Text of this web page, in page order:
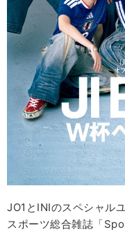
JO1とINIのスペシャル
スポーツ総合雑誌「